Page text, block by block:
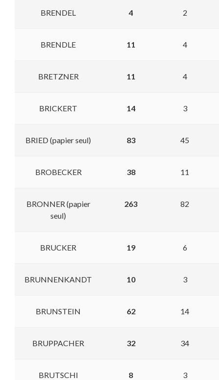
BRENDEL 4 2
BRENDLE 11 4
BRETZNER 11 4
BRICKERT 14 3
BRIED (papier seul) 83 45
BROBECKER 38 11
BRONNER (papier
seul)
263 82
BRUCKER 19 6
BRUNNENKANDT 10 3
BRUNSTEIN 62 14
BRUPPACHER 32 34
BRUTSCHI 8 3